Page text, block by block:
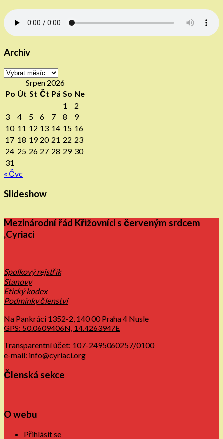
Archiv
Archiv
Srpen 2026
Po Út St Čt Pá So Ne
1
2
3
4 5 6 7 8
9
10 11 12 13 14 15 16
17 18 19 20 21 22 23
24 25 26 27 28 29 30
31
« Čvc
Slideshow
Mezinárodní řád Křižovníci s červeným srdcem
,Cyriaci
Spolkový rejstřík
Stanovy
Etický kodex
Podmínky členství
Na Pankráci 1352-2, 140 00 Praha 4 Nusle
GPS: 50.0609406N, 14.4263947E
Transparentní účet: 107-2495060257/0100
e-mail: info@cyriaci.org
Členská sekce
O webu
Přihlásit se